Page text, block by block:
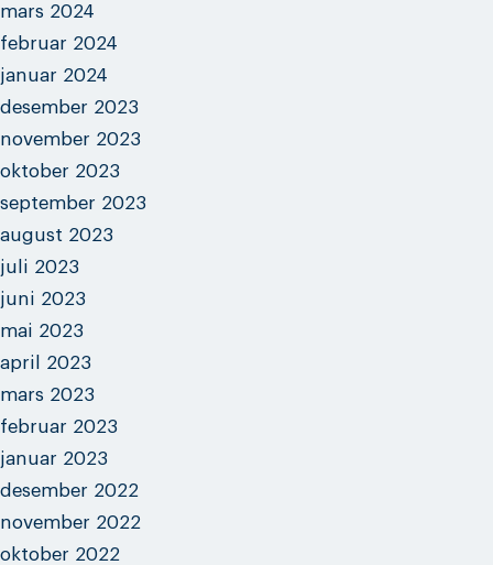
mars 2024
februar 2024
januar 2024
desember 2023
november 2023
oktober 2023
september 2023
august 2023
juli 2023
juni 2023
mai 2023
april 2023
mars 2023
februar 2023
januar 2023
desember 2022
november 2022
oktober 2022